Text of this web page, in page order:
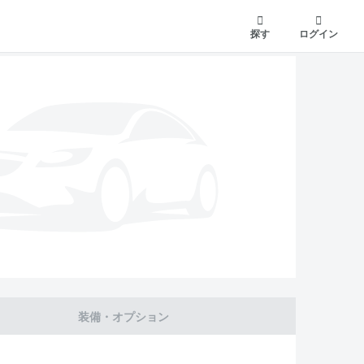
探す
ログイン
装備・オプション